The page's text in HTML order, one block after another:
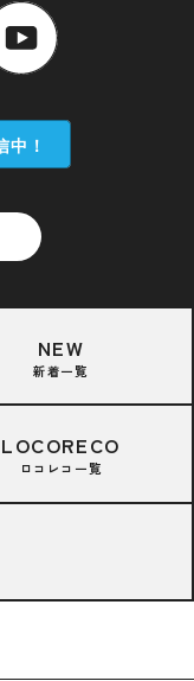
NEW
新着一覧
LOCORECO
ロコレコ一覧